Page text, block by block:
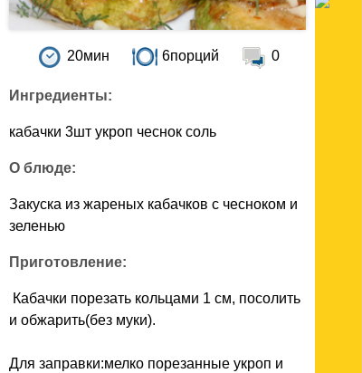
20мин 6порций 0
Ингредиенты:
кабачки 3шт укроп чеснок соль
О блюде:
Закуска из жареных кабачков с чесноком и
зеленью
Приготовление:
Кабачки порезать кольцами 1 см, посолить
и обжарить(без муки).
Для заправки:мелко порезанные укроп и